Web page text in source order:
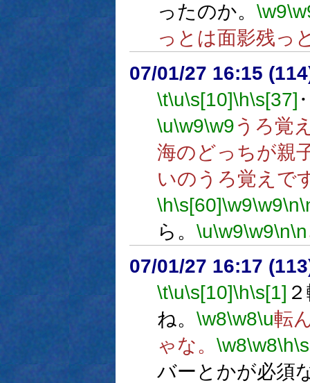
ったのか。 \w9
っとは面影残っ
07/01/27 16:15
\t\u\s[10]\h\s[37]
\u\w9\w9うろ覚
海のどっちが親
いのうろ覚えで
\h\s[60]\w9\w9\n
ら。 \u\w9\w9\n\n
07/01/27 16:17
\t\u\s[10]\h\s[1]
ね。 \w8\w8\u転
ゃな。 \w8\w8\h
バーとかが必須